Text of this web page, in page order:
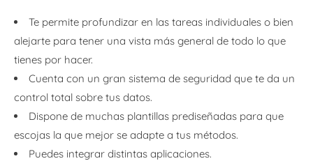
Te permite profundizar en las tareas individuales o bien
alejarte para tener una vista más general de todo lo que
tienes por hacer.
Cuenta con un gran sistema de seguridad que te da un
control total sobre tus datos.
Dispone de muchas plantillas prediseñadas para que
escojas la que mejor se adapte a tus métodos.
Puedes integrar distintas aplicaciones.